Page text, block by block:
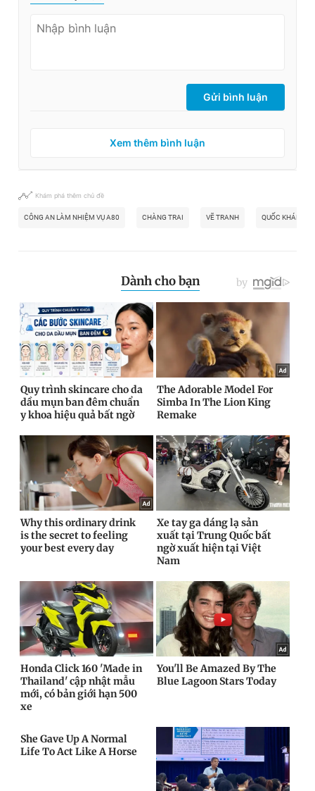
Gửi bình luận
Xem thêm bình luận
Khám phá thêm chủ đề
CÔNG AN LÀM NHIỆM VỤ A80 CHÀNG TRAI VẼ TRANH QUỐC KHÁNH